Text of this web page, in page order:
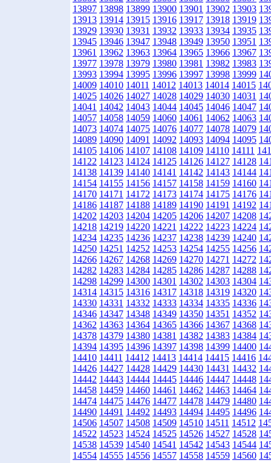
13897 13898 13899 13900 13901 13902 13903
13913 13914 13915 13916 13917 13918 13919
13929 13930 13931 13932 13933 13934 13935
13945 13946 13947 13948 13949 13950 13951
13961 13962 13963 13964 13965 13966 13967
13977 13978 13979 13980 13981 13982 13983
13993 13994 13995 13996 13997 13998 13999
14009 14010 14011 14012 14013 14014 14015
14025 14026 14027 14028 14029 14030 14031
14041 14042 14043 14044 14045 14046 14047
14057 14058 14059 14060 14061 14062 14063
14073 14074 14075 14076 14077 14078 14079
14089 14090 14091 14092 14093 14094 14095
14105 14106 14107 14108 14109 14110 14111
14122 14123 14124 14125 14126 14127 14128
14138 14139 14140 14141 14142 14143 14144
14154 14155 14156 14157 14158 14159 14160
14170 14171 14172 14173 14174 14175 14176
14186 14187 14188 14189 14190 14191 14192
14202 14203 14204 14205 14206 14207 14208
14218 14219 14220 14221 14222 14223 14224
14234 14235 14236 14237 14238 14239 14240
14250 14251 14252 14253 14254 14255 14256
14266 14267 14268 14269 14270 14271 14272
14282 14283 14284 14285 14286 14287 14288
14298 14299 14300 14301 14302 14303 14304
14314 14315 14316 14317 14318 14319 14320
14330 14331 14332 14333 14334 14335 14336
14346 14347 14348 14349 14350 14351 14352
14362 14363 14364 14365 14366 14367 14368
14378 14379 14380 14381 14382 14383 14384
14394 14395 14396 14397 14398 14399 14400
14410 14411 14412 14413 14414 14415 14416
14426 14427 14428 14429 14430 14431 14432
14442 14443 14444 14445 14446 14447 14448
14458 14459 14460 14461 14462 14463 14464
14474 14475 14476 14477 14478 14479 14480
14490 14491 14492 14493 14494 14495 14496
14506 14507 14508 14509 14510 14511 14512
14522 14523 14524 14525 14526 14527 14528
14538 14539 14540 14541 14542 14543 14544
14554 14555 14556 14557 14558 14559 14560